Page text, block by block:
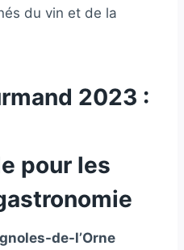
du vin et de la
2023 :
pour les
de-l’Orne